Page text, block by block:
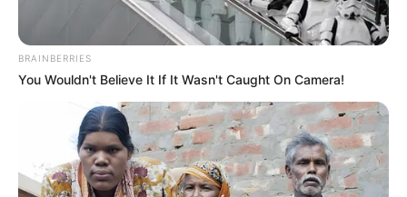
BRAINBERRIES
You Wouldn't Believe It If It Wasn't Caught On Camera!